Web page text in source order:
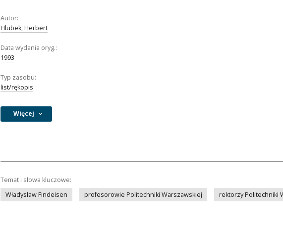
Autor:
Hlubek, Herbert
Data wydania oryg.:
1993
Typ zasobu:
list/rękopis
Więcej
Temat i słowa kluczowe:
Władysław Findeisen
profesorowie Politechniki Warszawskiej rektorzy Politechniki